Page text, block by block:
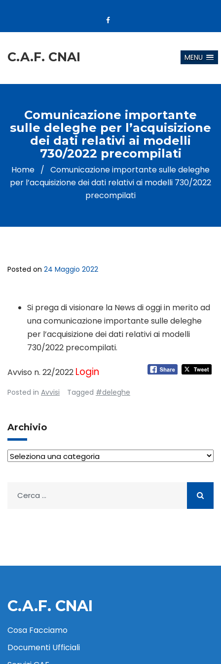
C.A.F. CNAI MENU
Comunicazione importante
sulle deleghe per l’acquisizione
dei dati relativi ai modelli
730/2022 precompilati
Home / Comunicazione importante sulle deleghe
per l’acquisizione dei dati relativi ai modelli 730/2022
precompilati
Posted on 24 Maggio 2022
Si prega di visionare la News di oggi in merito ad
una comunicazione importante sulle deleghe
per l’acquisizione dei dati relativi ai modelli
730/2022 precompilati.
Avviso n. 22/2022 Login
Posted in Avvisi Tagged #deleghe
Archivio
Archivio
per:
C.A.F. CNAI
Cosa Facciamo
Documenti Ufficiali